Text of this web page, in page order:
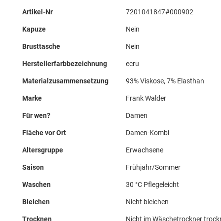
Mehr
Artikel-Nr 7201041847#000902
Kapuze Nein
Brusttasche Nein
Herstellerfarbbezeichnung ecru
Materialzusammensetzung 93% Viskose, 7% Elasthan
Marke Frank Walder
Für wen? Damen
Fläche vor Ort Damen-Kombi
Altersgruppe Erwachsene
Saison Frühjahr/Sommer
Waschen 30 °C Pflegeleicht
Bleichen Nicht bleichen
Trocknen Nicht im Wäschetrockner